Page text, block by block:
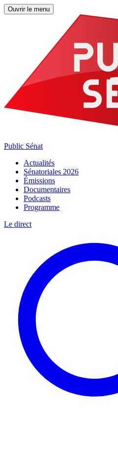
Ouvrir le menu
Public Sénat
Actualités
Sénatoriales 2026
Émissions
Documentaires
Podcasts
Programme
Le direct